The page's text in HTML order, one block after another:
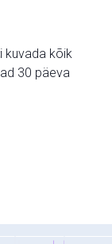
kuvada kõik
30 päeva